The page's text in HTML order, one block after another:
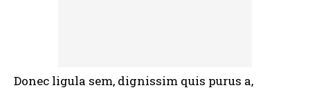
Donec ligula sem, dignissim quis purus a,